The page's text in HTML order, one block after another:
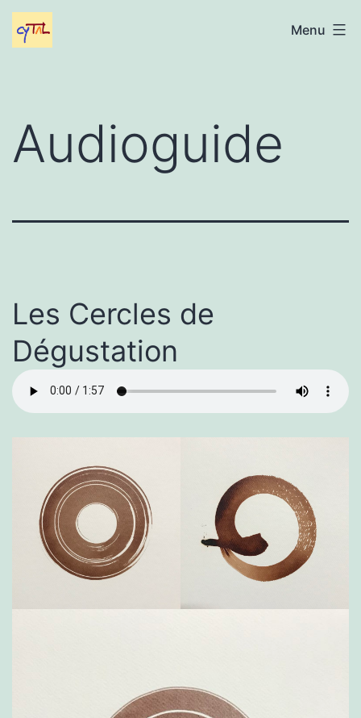
Aller
Gabriel
Menu
Audioguide
Les Cercles de
Dégustation